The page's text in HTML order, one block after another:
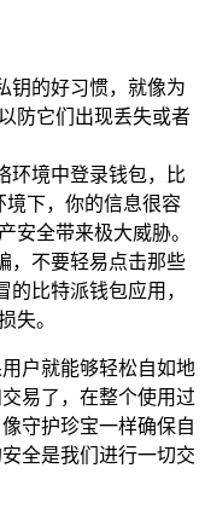
钥的好习惯，就像为
防它们出现丢失或者
环境中登录钱包，比
境下，你的信息很容
安全带来极大威胁。
，不要轻易点击那些
比特派钱包应用，
失。
户就能够轻松自如地
易了，在整个使用过
守护珍宝一样确保自
全是我们进行一切交